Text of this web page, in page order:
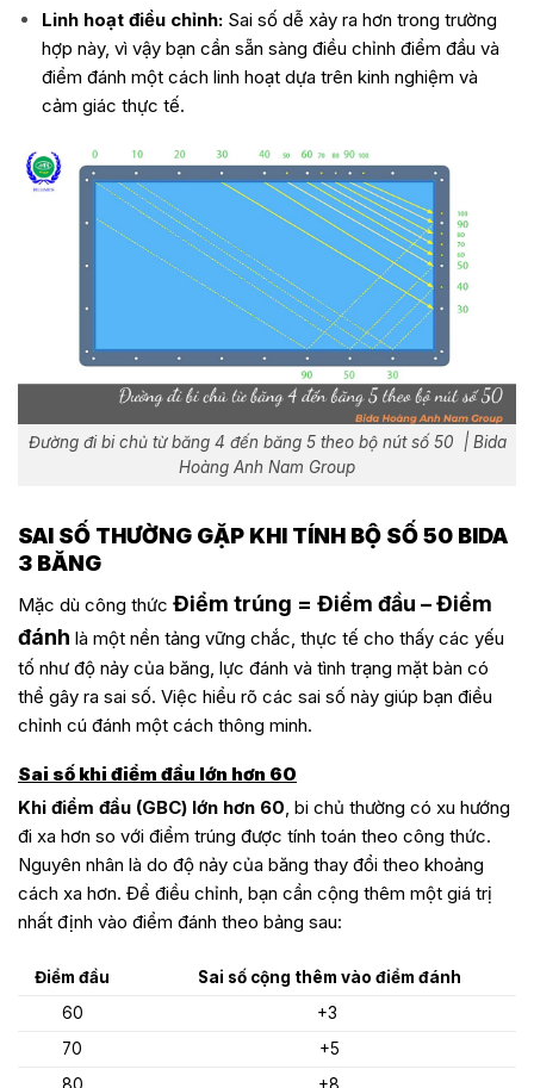
Linh hoạt điều chỉnh:Sai số dễ xảy ra hơn trong trường
hợp này, vì vậy bạn cần sẵn sàng điều chỉnh điểm đầu và
điểm đánh một cách linh hoạt dựa trên kinh nghiệm và
cảm giác thực tế.
Đường đi bi chủ từ băng 4 đến băng 5 theo bộ nút số 50 | Bida
Hoàng Anh Nam Group
SAI SỐ THƯỜNG GẶP KHI TÍNH BỘ SỐ 50 BIDA
3 BĂNG
Mặc dù công thức Điểm trúng = Điểm đầu – Điểm
đánh là một nền tảng vững chắc, thực tế cho thấy các yếu
tố như độ nảy của băng, lực đánh và tình trạng mặt bàn có
thể gây ra sai số. Việc hiểu rõ các sai số này giúp bạn điều
chỉnh cú đánh một cách thông minh.
Sai số khi điểm đầu lớn hơn 60
Khi điểm đầu (GBC) lớn hơn 60, bi chủ thường có xu hướng
đi xa hơn so với điểm trúng được tính toán theo công thức.
Nguyên nhân là do độ nảy của băng thay đổi theo khoảng
cách xa hơn. Để điều chỉnh, bạn cần cộng thêm một giá trị
nhất định vào điểm đánh theo bảng sau:
Điểm đầu
Sai số cộng thêm vào điểm đánh
60
+3
70
+5